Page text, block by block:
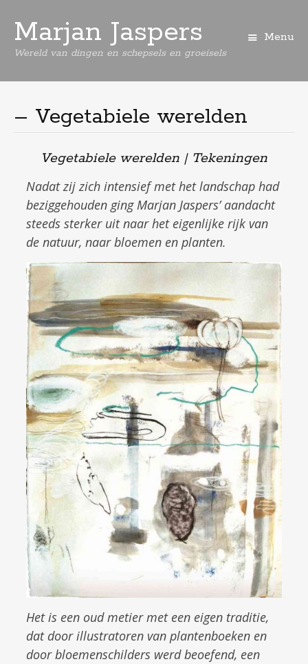
Marjan Jaspers
Wereld van dingen en schepsels en groeisels
Menu
inhoud
– Vegetabiele werelden
Vegetabiele werelden | Tekeningen
Nadat zij zich intensief met het landschap had
beziggehouden ging Marjan Jaspers’ aandacht
steeds sterker uit naar het eigenlijke rijk van
de natuur, naar bloemen en planten.
Het is een oud metier met een eigen traditie,
dat door illustratoren van plantenboeken en
door bloemenschilders werd beoefend, een